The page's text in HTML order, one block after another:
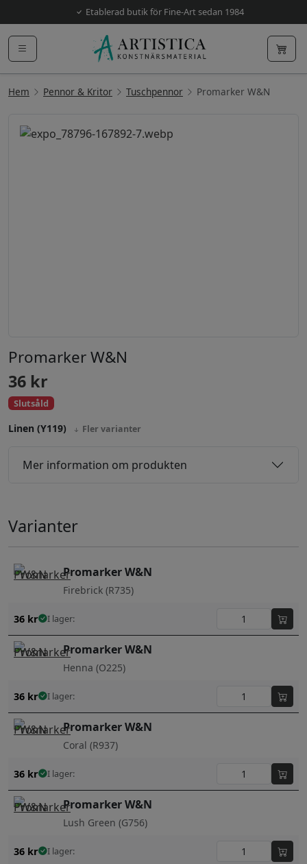
Etablerad butik för Fine-Art sedan 1984
Hem Pennor & Kritor Tuschpennor Promarker W&N
Promarker W&N
36 kr
Slutsåld
Linen (Y119) Fler varianter
Mer information om produkten
Varianter
Promarker W&N
Firebrick (R735)
36 kr I lager:
Promarker W&N
Henna (O225)
36 kr I lager:
Promarker W&N
Coral (R937)
36 kr I lager:
Promarker W&N
Lush Green (G756)
36 kr I lager: